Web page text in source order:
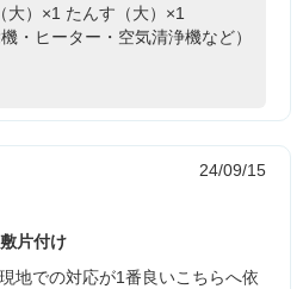
大）×1 たんす（大）×1
・ヒーター・空気清浄機など）
24/09/15
片付け
地での対応が1番良いこちらへ依